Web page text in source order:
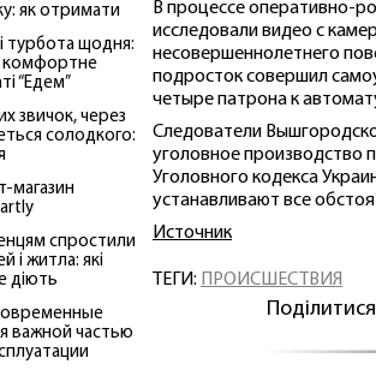
як отримати
турбота щодня:
комфортне
“Едем”
звичок, через
солодкого:
магазин
спростили
і житла: які
діють
важной частью
В процессе оперативно-
исследовали видео с
несовершеннолетнего
подросток совершил
четыре патрона к
Следователи
уголовное производство
Уголовного кодекса
устанавливают все
Источник
ТЕГИ: ПРОИСШЕСТВИЯ